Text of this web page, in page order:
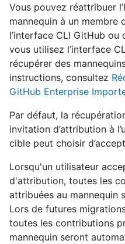
Vous pouvez réattribuer
mannequin à un membre
l’interface CLI GitHub ou
vous utilisez l’interface
récupérer des
instructions, consultez
GitHub Enterprise
Par défaut, la
invitation d’attribution à
cible peut choisir
Lorsqu'un utilisateur
d'attribution, toutes les
attribuées au mannequin
Lors de futures
toutes les contributions
mannequin seront